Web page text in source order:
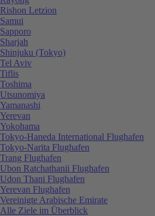
Rishon Letzion
Samui
Sapporo
Sharjah
Shinjuku (Tokyo)
Tel Aviv
Tiflis
Toshima
Utsunomiya
Yamanashi
Yerevan
Yokohama
Tokyo-Haneda International Flughafen
Tokyo-Narita Flughafen
Trang Flughafen
Ubon Ratchathanii Flughafen
Udon Thani Flughafen
Yerevan Flughafen
Vereinigte Arabische Emirate
Alle Ziele im Überblick